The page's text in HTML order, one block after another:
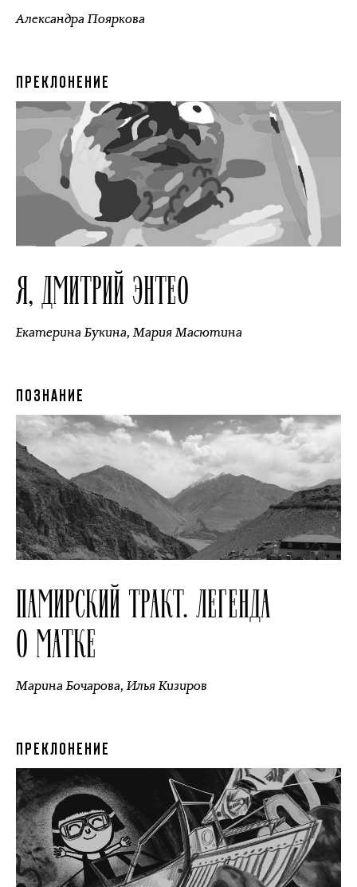
Александра Пояркова
ПРЕКЛОНЕНИЕ
Я, ДМИТРИЙ ЭНТЕО
Екатерина Букина,Мария Масютина
ПОЗНАНИЕ
ПАМИРСКИЙ ТРАКТ. ЛЕГЕНДА
О МАТКЕ
Марина Бочарова,Илья Кизиров
ПРЕКЛОНЕНИЕ